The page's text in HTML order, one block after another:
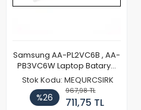
Samsung AA-PL2VC6B , AA-
PB3VC6W Laptop Batarya
Pil
Stok Kodu: MEQURCSIRK
%26
967,98 TL
711,75 TL